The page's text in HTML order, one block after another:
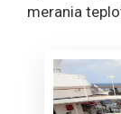
merania